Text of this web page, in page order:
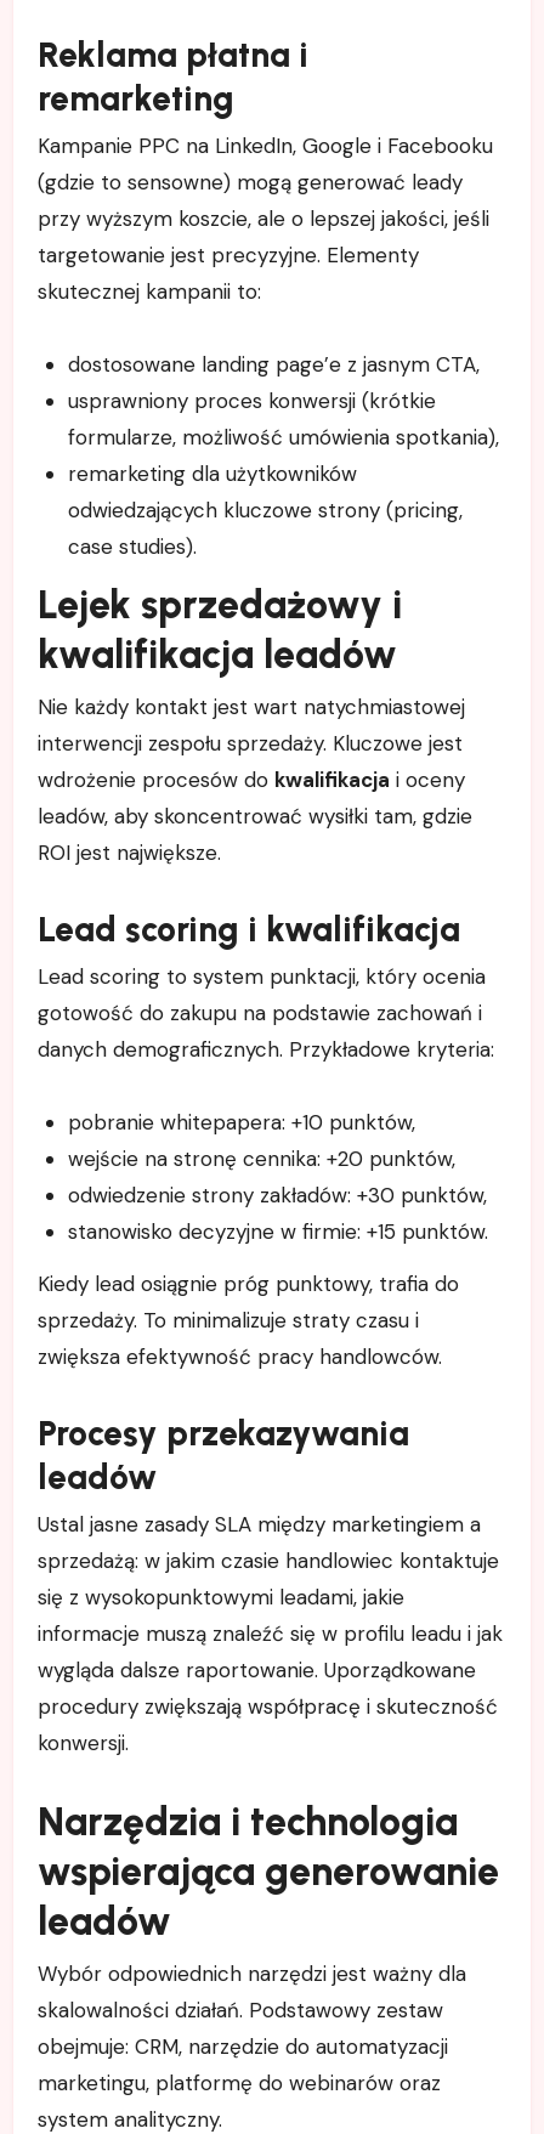
Reklama płatna i
remarketing
Kampanie PPC na LinkedIn, Google i Facebooku
(gdzie to sensowne) mogą generować leady
przy wyższym koszcie, ale o lepszej jakości, jeśli
targetowanie jest precyzyjne. Elementy
skutecznej kampanii to:
dostosowane landing page’e z jasnym CTA,
usprawniony proces konwersji (krótkie
formularze, możliwość umówienia spotkania),
remarketing dla użytkowników
odwiedzających kluczowe strony (pricing,
case studies).
Lejek sprzedażowy i
kwalifikacja leadów
Nie każdy kontakt jest wart natychmiastowej
interwencji zespołu sprzedaży. Kluczowe jest
wdrożenie procesów do kwalifikacja i oceny
leadów, aby skoncentrować wysiłki tam, gdzie
ROI jest największe.
Lead scoring i kwalifikacja
Lead scoring to system punktacji, który ocenia
gotowość do zakupu na podstawie zachowań i
danych demograficznych. Przykładowe kryteria:
pobranie whitepapera: +10 punktów,
wejście na stronę cennika: +20 punktów,
odwiedzenie strony zakładów: +30 punktów,
stanowisko decyzyjne w firmie: +15 punktów.
Kiedy lead osiągnie próg punktowy, trafia do
sprzedaży. To minimalizuje straty czasu i
zwiększa efektywność pracy handlowców.
Procesy przekazywania
leadów
Ustal jasne zasady SLA między marketingiem a
sprzedażą: w jakim czasie handlowiec kontaktuje
się z wysokopunktowymi leadami, jakie
informacje muszą znaleźć się w profilu leadu i jak
wygląda dalsze raportowanie. Uporządkowane
procedury zwiększają współpracę i skuteczność
konwersji.
Narzędzia i technologia
wspierająca generowanie
leadów
Wybór odpowiednich narzędzi jest ważny dla
skalowalności działań. Podstawowy zestaw
obejmuje: CRM, narzędzie do automatyzacji
marketingu, platformę do webinarów oraz
system analityczny.